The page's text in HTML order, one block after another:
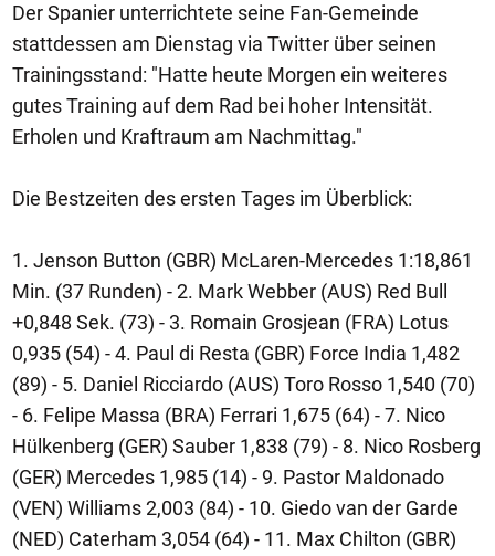
Der Spanier unterrichtete seine Fan-Gemeinde
stattdessen am Dienstag via Twitter über seinen
Trainingsstand: "Hatte heute Morgen ein weiteres
gutes Training auf dem Rad bei hoher Intensität.
Erholen und Kraftraum am Nachmittag."
Die Bestzeiten des ersten Tages im Überblick:
1. Jenson Button (GBR) McLaren-Mercedes 1:18,861
Min. (37 Runden) - 2. Mark Webber (AUS) Red Bull
+0,848 Sek. (73) - 3. Romain Grosjean (FRA) Lotus
0,935 (54) - 4. Paul di Resta (GBR) Force India 1,482
(89) - 5. Daniel Ricciardo (AUS) Toro Rosso 1,540 (70)
- 6. Felipe Massa (BRA) Ferrari 1,675 (64) - 7. Nico
Hülkenberg (GER) Sauber 1,838 (79) - 8. Nico Rosberg
(GER) Mercedes 1,985 (14) - 9. Pastor Maldonado
(VEN) Williams 2,003 (84) - 10. Giedo van der Garde
(NED) Caterham 3,054 (64) - 11. Max Chilton (GBR)